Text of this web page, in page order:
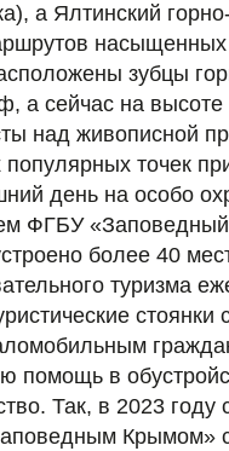
а Ялтинский
зубцы
а сейчас на
над живописной
точек
день на особо
ФГБУ «Заповедный
более 40
туризма
помощь в
Так, в 2023 году
Крымом»